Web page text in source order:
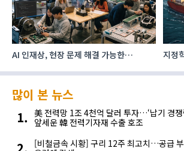
AI 인재상, 현장 문제 해결 가능한
지정
많이 본 뉴스
美 전력망 1조 4천억 달러 투자…‘납기 경쟁
앞세운 韓 전력기자재 수출 호조
[비철금속 시황] 구리 12주 최고치…공급